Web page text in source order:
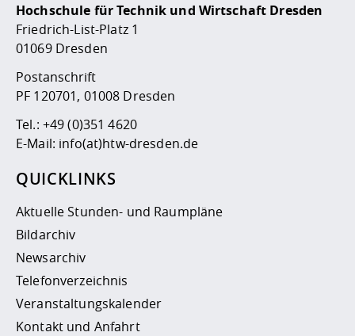
Hochschule für Technik und Wirtschaft Dresden
Friedrich-List-Platz 1
01069 Dresden
Postanschrift
PF 120701, 01008 Dresden
Tel.: +49 (0)351 4620
E-Mail: info(at)htw-dresden.de
QUICKLINKS
Aktuelle Stunden- und Raumpläne
Bildarchiv
Newsarchiv
Telefonverzeichnis
Veranstaltungskalender
Kontakt und Anfahrt